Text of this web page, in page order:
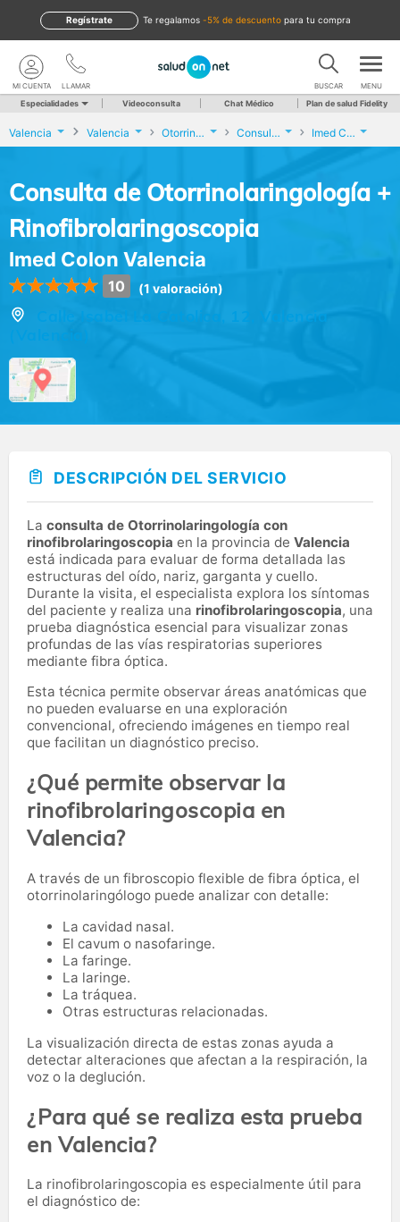
te regalamos -5% de descuento para tu compra
Regístrate
LLAMAR
MI CUENTA BUSCAR MENU
Especialidades Videoconsulta Chat Médico Plan de salud Fidelity
Valencia Valencia Otorrinolaringología Consulta de Otorrinolaringología + Rinofibrolaringoscopia Imed Colon Valencia
Consulta de Otorrinolaringología +
Rinofibrolaringoscopia
Imed Colon Valencia
10 (1 valoración)
Calle Isabel La Catolica, 12, Valencia
DESCRIPCIÓN DEL SERVICIO
La consulta de Otorrinolaringología con
rinofibrolaringoscopia en la provincia de Valencia
está indicada para evaluar de forma detallada las
estructuras del oído, nariz, garganta y cuello.
Durante la visita, el especialista explora los síntomas
del paciente y realiza una rinofibrolaringoscopia, una
prueba diagnóstica esencial para visualizar zonas
profundas de las vías respiratorias superiores
mediante fibra óptica.
Esta técnica permite observar áreas anatómicas que
no pueden evaluarse en una exploración
convencional, ofreciendo imágenes en tiempo real
que facilitan un diagnóstico preciso.
¿Qué permite observar la
rinofibrolaringoscopia en
Valencia?
A través de un fibroscopio flexible de fibra óptica, el
otorrinolaringólogo puede analizar con detalle:
La cavidad nasal.
El cavum o nasofaringe.
La faringe.
La laringe.
La tráquea.
Otras estructuras relacionadas.
La visualización directa de estas zonas ayuda a
detectar alteraciones que afectan a la respiración, la
voz o la deglución.
¿Para qué se realiza esta prueba
en Valencia?
La rinofibrolaringoscopia es especialmente útil para
el diagnóstico de: